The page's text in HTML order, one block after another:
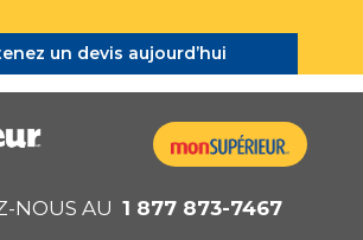
un devis aujourd’hui
NOUS AU 1 877 873-7467